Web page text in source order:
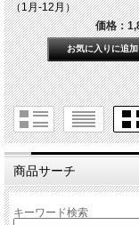
（1月-12月）
価格：
商品サーチ
キーワード検索